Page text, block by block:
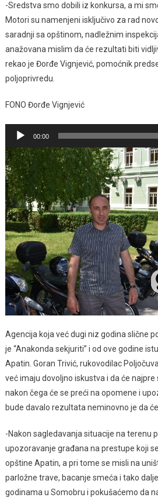
-Sredstva smo dobili iz konkursa, a mi
Motori su namenjeni isključivo za rad
saradnji sa opštinom, nadležnim
anažovana mislim da će rezultati biti
rekao je Đorđe Vignjević, pomoćnik
poljoprivredu.
FONO Đorđe Vignjević
Pregledač
zapisa
00:00
Agencija koja već dugi niz godina slične
je “Anakonda sekjuriti” i od ove godine
Apatin. Goran Trivić, rukovodilac
već imaju dovoljno iskustva i da će
nakon čega će se preći na opomene i
bude davalo rezultata neminovno je da
-Nakon sagledavanja situacije na terenu
upozoravanje građana na prestupe koji
opštine Apatin, a pri tome se misli na
parložne trave, bacanje smeća i tako
godinama u Somobru i pokušaćemo da